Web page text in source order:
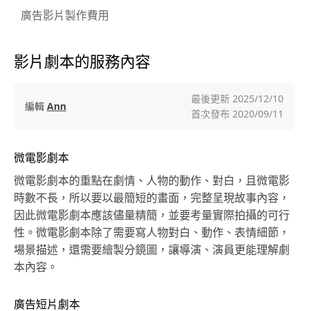
廣告影片製作費用
影片劇本的服務內容
編輯 Ann
最後更新 2025/12/10
首次發布 2020/09/11
微電影劇本
微電影劇本的重點在劇情、人物的動作、對白，且微電影
時數不長，所以要以最簡短的畫面，完整呈現故事內容，
因此微電影劇本應該儘量精簡，並要考量實際拍攝的可行
性。微電影劇本除了需要寫人物對白、動作、表情細節，
場景描述，還需要繪製分鏡圖，讓導演、演員更能理解劇
本內容。
廣告短片劇本